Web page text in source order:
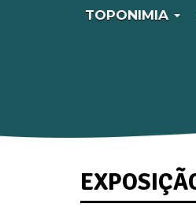
TOPONIMIA